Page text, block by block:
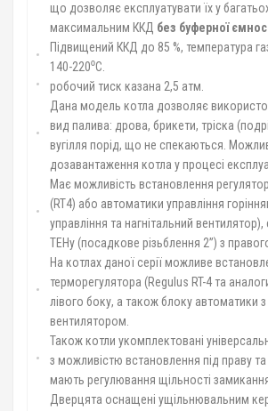
що дозволяє експлуатувати їх у
максимальним ККД без буферної
Підвищений ККД до 85 %, температура
140-220⁰С.
робочий тиск казана 2,5 атм.
Дана модель котла дозволяє
вид палива: дрова, брикети, тріска
вугілля порід, що не спекаються.
дозавантаження котла у процесі
Має можливість встановлення
(RT4) або автоматики управління
управління та нагнітальний
ТЕНу (посадкове різьблення 2”) з
На котлах даної серії можливе
терморегулятора (Regulus RT-4 та
лівого боку, а також блоку автоматики з
вентилятором.
Також котли укомплектовані
з можливістю встановлення під праву та
мають регулювання щільності
Дверцята оснащені ущільнювальним